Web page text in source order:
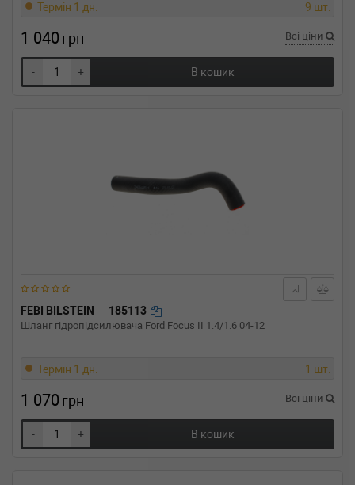
Термін 1 дн. 9 шт.
1 040 грн Всі ціни
- + В кошик
FEBI BILSTEIN 185113
Шланг гідропідсилювача Ford Focus II 1.4/1.6 04-12
Термін 1 дн. 1 шт.
1 070 грн Всі ціни
- + В кошик